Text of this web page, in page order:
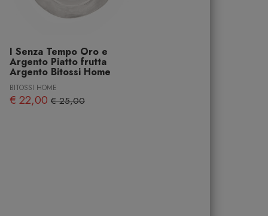
I Senza Tempo Oro e
Argento Piatto frutta
Argento Bitossi Home
BITOSSI HOME
€ 22,00 € 25,00